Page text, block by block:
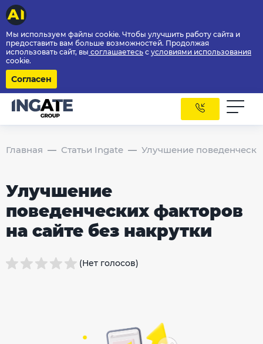
Мы используем файлы cookie. Чтобы улучшить работу сайта и
предоставить вам больше возможностей. Продолжая
использовать сайт, вы соглашаетесь с условиями использования
cookie.
Согласен
Главная Статьи Ingate Улучшение
Улучшение
поведенческих факторов
на сайте без накрутки
(Нет голосов)